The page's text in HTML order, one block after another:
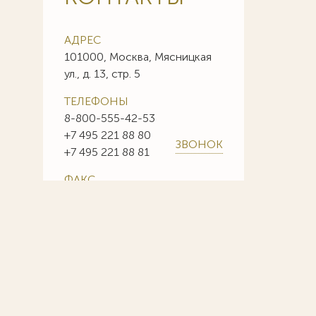
АДРЕС
101000, Москва, Мясницкая
ул., д. 13, стр. 5
ТЕЛЕФОНЫ
8-800-555-42-53
+7 495 221 88 80
+7 495 221 88 81
ЗВОНОК
ФАКС